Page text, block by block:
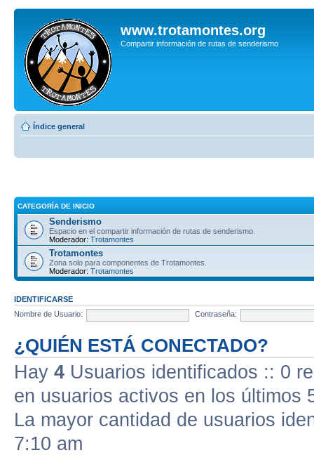
www.trotamontes.org
Compartir información de rutas de senderismo
Índice general
CATEGORÍA DE INICIO
Senderismo
Espacio en el compartir información de rutas de senderismo.
Moderador: Trotamontes
Trotamontes
Zona solo para componentes de Trotamontes.
Moderador: Trotamontes
IDENTIFICARSE
Nombre de Usuario:
Contraseña:
¿QUIÉN ESTÁ CONECTADO?
Hay 4 Usuarios identificados :: 0
en usuarios activos en los últimos
La mayor cantidad de usuarios
7:10 am